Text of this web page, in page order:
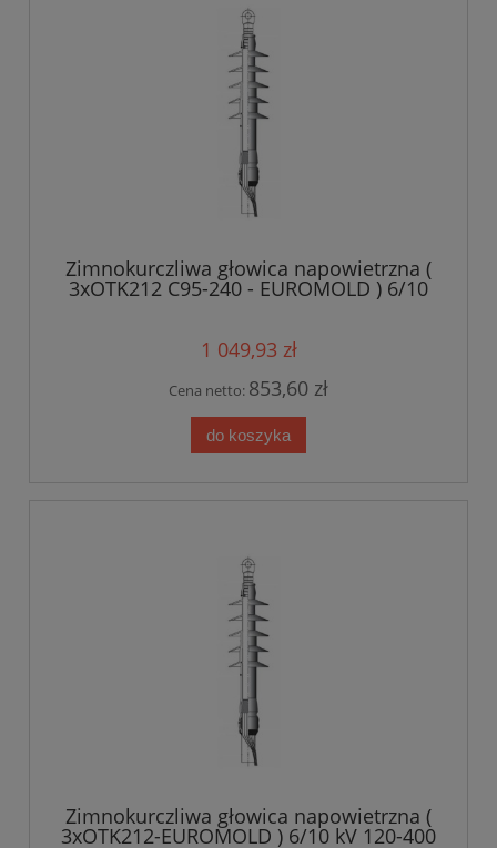
Zimnokurczliwa głowica napowietrzna (
3xOTK212 C95-240 - EUROMOLD ) 6/10
1 049,93 zł
Cena netto: 853,60 zł
do koszyka
Zimnokurczliwa głowica napowietrzna (
3xOTK212-EUROMOLD ) 6/10 kV 120-400